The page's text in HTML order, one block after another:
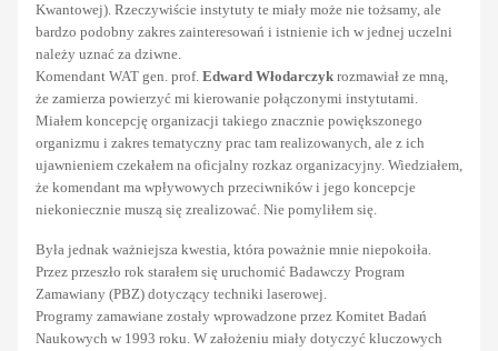
Kwantowej). Rzeczywiście instytuty te miały może nie tożsamy, ale
bardzo podobny zakres zainteresowań i istnienie ich w jednej uczelni
należy uznać za dziwne.
Komendant WAT gen. prof. Edward Włodarczyk rozmawiał ze mną,
że zamierza powierzyć mi kierowanie połączonymi instytutami.
Miałem koncepcję organizacji takiego znacznie powiększonego
organizmu i zakres tematyczny prac tam realizowanych, ale z ich
ujawnieniem czekałem na oficjalny rozkaz organizacyjny. Wiedziałem,
że komendant ma wpływowych przeciwników i jego koncepcje
niekoniecznie muszą się zrealizować. Nie pomyliłem się.
Była jednak ważniejsza kwestia, która poważnie mnie niepokoiła.
Przez przeszło rok starałem się uruchomić Badawczy Program
Zamawiany (PBZ) dotyczący techniki laserowej.
Programy zamawiane zostały wprowadzone przez Komitet Badań
Naukowych w 1993 roku. W założeniu miały dotyczyć kluczowych